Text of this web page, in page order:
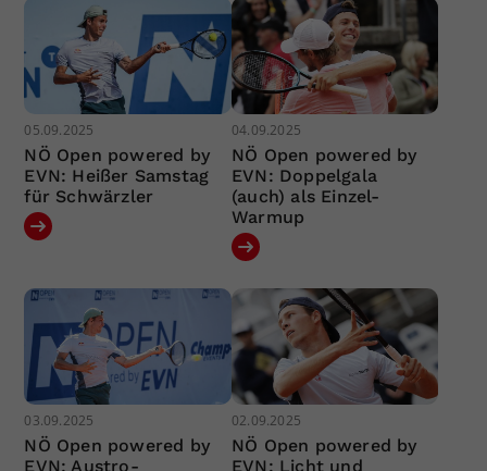
05.09.2025
NÖ Open powered by
EVN: Heißer Samstag
für Schwärzler
04.09.2025
NÖ Open powered by
EVN: Doppelgala
(auch) als Einzel-
Warmup
03.09.2025
NÖ Open powered by
EVN: Austro-
02.09.2025
NÖ Open powered by
EVN: Licht und